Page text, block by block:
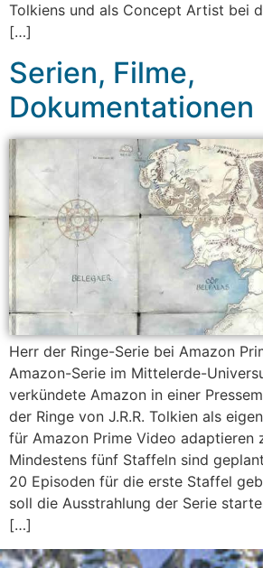
Tolkiens und als Concept Artist bei
[…]
Serien, Filme,
Dokumentationen
Herr der Ringe-Serie bei Amazon
Amazon-Serie im Mittelerde-
verkündete Amazon in einer
der Ringe von J.R.R. Tolkien als
für Amazon Prime Video adaptieren
Mindestens fünf Staffeln sind
20 Episoden für die erste Staffel
soll die Ausstrahlung der Serie
[…]